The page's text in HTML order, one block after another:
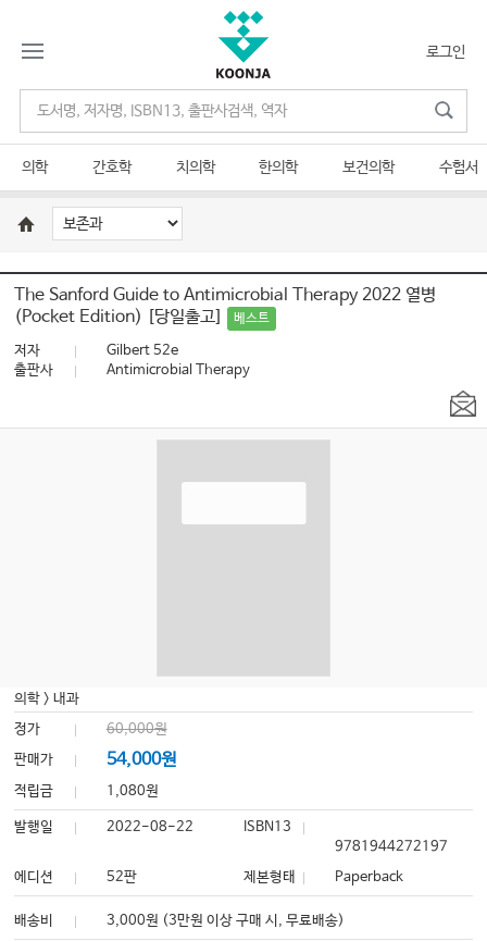
로그인
의학 간호학 치의학 한의학 보건의학 수험서
The Sanford Guide to Antimicrobial Therapy 2022 열병
(Pocket Edition) [당일출고]
베스트
저자
Gilbert 52e
출판사
Antimicrobial Therapy
의학 >내과
정가
60,000원
판매가
54,000원
적립금 1,080원
발행일 2022-08-22
ISBN13
9781944272197
에디션
52판 제본형태 Paperback
배송비 3,000원 (3만원 이상 구매 시, 무료배송)